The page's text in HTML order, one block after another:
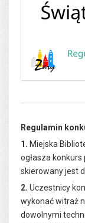
Regulamin
1. Miejska
ogłasza
skierowany jest
2. Uczestnicy
wykonać witraż
dowolnymi